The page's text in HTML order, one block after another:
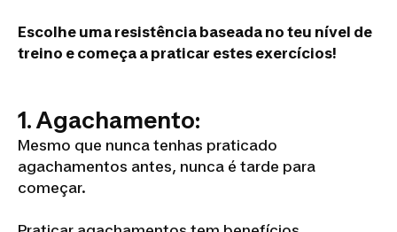
Escolhe uma resistência baseada no teu nível de
treino e começa a praticar estes exercícios!
1. Agachamento:
Mesmo que nunca tenhas praticado
agachamentos antes, nunca é tarde para
começar.